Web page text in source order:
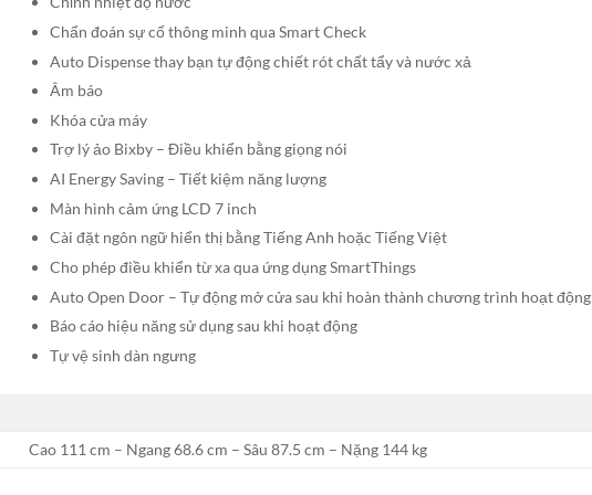
Chẩn đoán sự cố thông minh qua Smart Check
Auto Dispense thay bạn tự động chiết rót chất tẩy và nước xả
Âm báo
Khóa cửa máy
Trợ lý ảo Bixby – Điều khiển bằng giọng nói
AI Energy Saving – Tiết kiệm năng lượng
Màn hình cảm ứng LCD 7 inch
Cài đặt ngôn ngữ hiển thị bằng Tiếng Anh hoặc Tiếng Việt
Cho phép điều khiển từ xa qua ứng dụng SmartThings
Auto Open Door – Tự động mở cửa sau khi hoàn thành chương trình hoạt động
Báo cáo hiệu năng sử dụng sau khi hoạt động
Tự vệ sinh dàn ngưng
Cao 111 cm – Ngang 68.6 cm – Sâu 87.5 cm – Nặng 144 kg